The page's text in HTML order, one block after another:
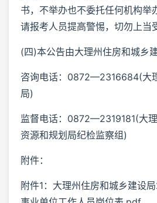
书，不举办也不委托任何机构举
请报考人员提高警惕，切勿上当
(四)本公告由大理州住房和城乡
咨询电话：0872—2316684(大
局)
监督电话：0872—2319181(大
资源和规划局纪检监察组)
附件：
附件1：大理州住房和城乡建设